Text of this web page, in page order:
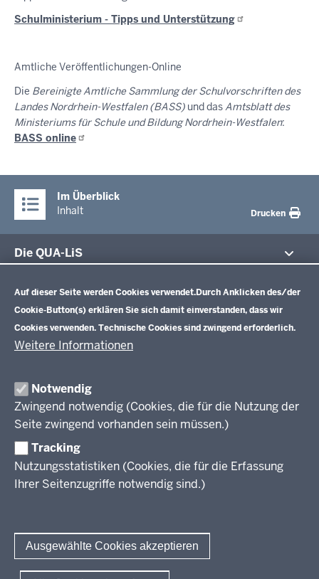
Auf dieser Seite werden Cookies verwendet.Durch Anklicken des/der
Cookie-Button(s) erklären Sie sich damit einverstanden, dass wir
Cookies verwenden. Technische Cookies sind zwingend erforderlich.
Weitere Informationen
Notwendig
Zwingend notwendig (Cookies, die für die Nutzung der
Seite zwingend vorhanden sein müssen.)
Tracking
Nutzungsstatistiken (Cookies, die für die Erfassung
Ihrer Seitenzugriffe notwendig sind.)
Ausgewählte Cookies akzeptieren
Schulministerium - Tipps und Unterstützung
Amtliche Veröffentlichungen-Online
Die Bereinigte Amtliche Sammlung der Schulvorschriften des
Landes Nordrhein-Westfalen (BASS) und das Amtsblatt des
Ministeriums für Schule und Bildung Nordrhein-Westfalen:
BASS online
Im Überblick
Inhalt
Drucken
Die QUA-LiS
Veröffentlichungen
Leitbild
Stellenangebote
Über uns
Schulentwicklung NRW
Schulentwicklung
Unterricht
Professionalisierung
Standardsicherung NRW
Berufsbildung NRW
Erwachsenenbildung
Wir über uns
Berichtswesen Weiterbildung
ElternMitWirkung NRW
KI:EB
Amtsblattabonnieren